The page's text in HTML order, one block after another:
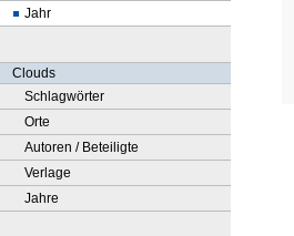
Jahr
Clouds
Schlagwörter
Orte
Autoren / Beteiligte
Verlage
Jahre